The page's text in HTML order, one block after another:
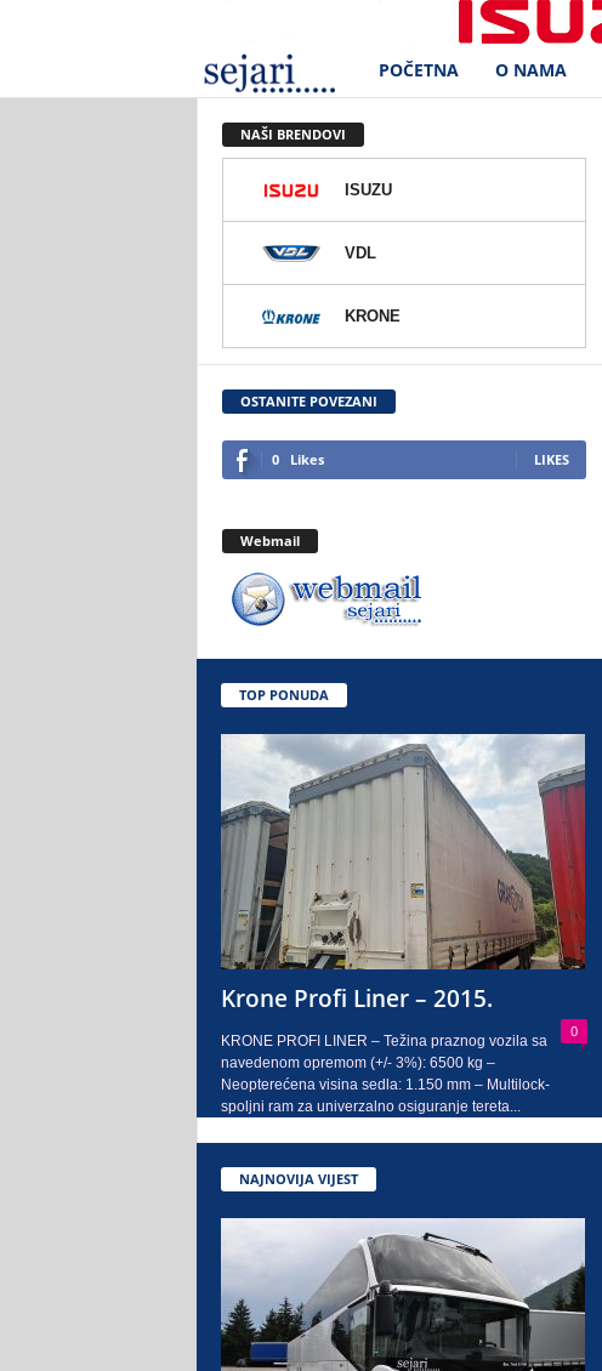
e
r
d
.
o
.
a
j
o
POČETNA O NAMA
NAŠI BRENDOVI
ISUZU
VDL
KRONE
OSTANITE POVEZANI
0 Likes LIKES
Webmail
TOP PONUDA
Krone Profi Liner – 2015.
0
KRONE PROFI LINER – Težina praznog vozila sa
navedenom opremom (+/- 3%): 6500 kg –
Neopterećena visina sedla: 1.150 mm – Multilock-
spoljni ram za univerzalno osiguranje tereta...
NAJNOVIJA VIJEST